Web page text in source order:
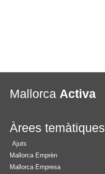
Mallorca Activa
Àrees temàtiques
Ajuts
Mallorca Emprèn
Mallorca Empresa